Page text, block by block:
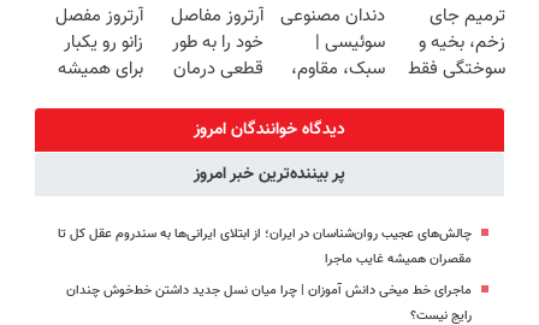
خرید40%تخفیف
برگردون
(40%off)
همین‌جاست!
برگردون(40%off)
ترمیم جای
زخم، بخیه و
سوختگی فقط
دندان مصنوعی
سوئیسی |
سبک، مقاوم،
رایگان+پرداخت
اقساطی😍
آرتروز مفاصل
خود را به طور
قطعی درمان
◗پرسش‌نامه◖
آرتروز مفصل
زانو رو یکبار
برای همیشه
دیدگاه خوانندگان امروز
پر بیننده‌ترین خبر امروز
چالش‌های عجیب روان‌شناسان در ایران؛ از ابتلای ایرانی‌ها به سندروم عقل کل تا
مقصران همیشه غایب ماجرا
ماجرای خط میخی دانش آموزان | چرا میان نسل جدید داشتن خط‌خوش چندان
رایج نیست؟